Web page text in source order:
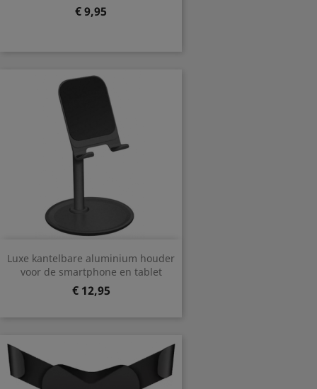
Prijs
€ 9,95
Luxe kantelbare aluminium houder
voor de smartphone en tablet
Prijs
€ 12,95